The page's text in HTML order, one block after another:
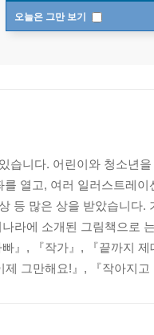
오늘은 그만 보기
습니다. 어린이와 청소년
열고, 여러 일러스트레
등 많은 상을 받았습니다
라에 소개된 그림책으로
』, 『작가』, 『끝까지
그만해요!』, 『작아지